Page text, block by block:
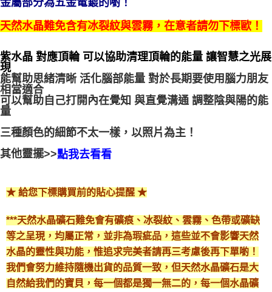
每筆NT$80，滿NT$3,000(含以上)免運費
郵局幫你送（離島）
付款後門市自取
免運費
天然水晶難免含有冰裂紋與雲霧，在意者請勿下標歐！
紫水晶 對應頂輪 可以協助清理頂輪的能量 讓智慧之光展
現
能幫助思緒清晰 活化腦部能量 對於長期要使用腦力朋友
相當適合
可以幫助自己打開內在覺知 與直覺溝通 調整陰與陽的能
量
三種顏色的細節不太一樣，以照片為主！
其他靈擺>>點我去看看
★ 給您下標購買前的貼心提醒 ★
***天然水晶礦石難免會有礦痕、冰裂紋、雲霧、色帶或礦缺
等之呈現，均屬正常，並非為瑕疵品，這些並不會影響天然
水晶的靈性與功能，惟追求完美者請再三考慮後再下單喲！
我們會努力維持隨機出貨的品質一致，但天然水晶礦石是大
自然給我們的寶貝，每一個都是獨一無二的，每一個水晶礦